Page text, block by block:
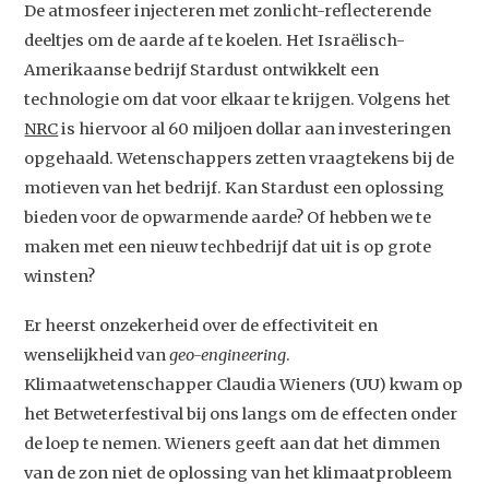
De atmosfeer injecteren met zonlicht-reflecterende
deeltjes om de aarde af te koelen. Het Israëlisch-
Amerikaanse bedrijf Stardust ontwikkelt een
technologie om dat voor elkaar te krijgen. Volgens het
NRCis hiervoor al 60 miljoen dollar aan investeringen
opgehaald. Wetenschappers zetten vraagtekens bij de
motieven van het bedrijf. Kan Stardust een oplossing
bieden voor de opwarmende aarde? Of hebben we te
maken met een nieuw techbedrijf dat uit is op grote
winsten?
Er heerst onzekerheid over de effectiviteit en
wenselijkheid vangeo-engineering.
Klimaatwetenschapper Claudia Wieners (UU) kwam op
het Betweterfestival bij ons langs om de effecten onder
de loep te nemen. Wieners geeft aan dat het dimmen
van de zon niet de oplossing van het klimaatprobleem